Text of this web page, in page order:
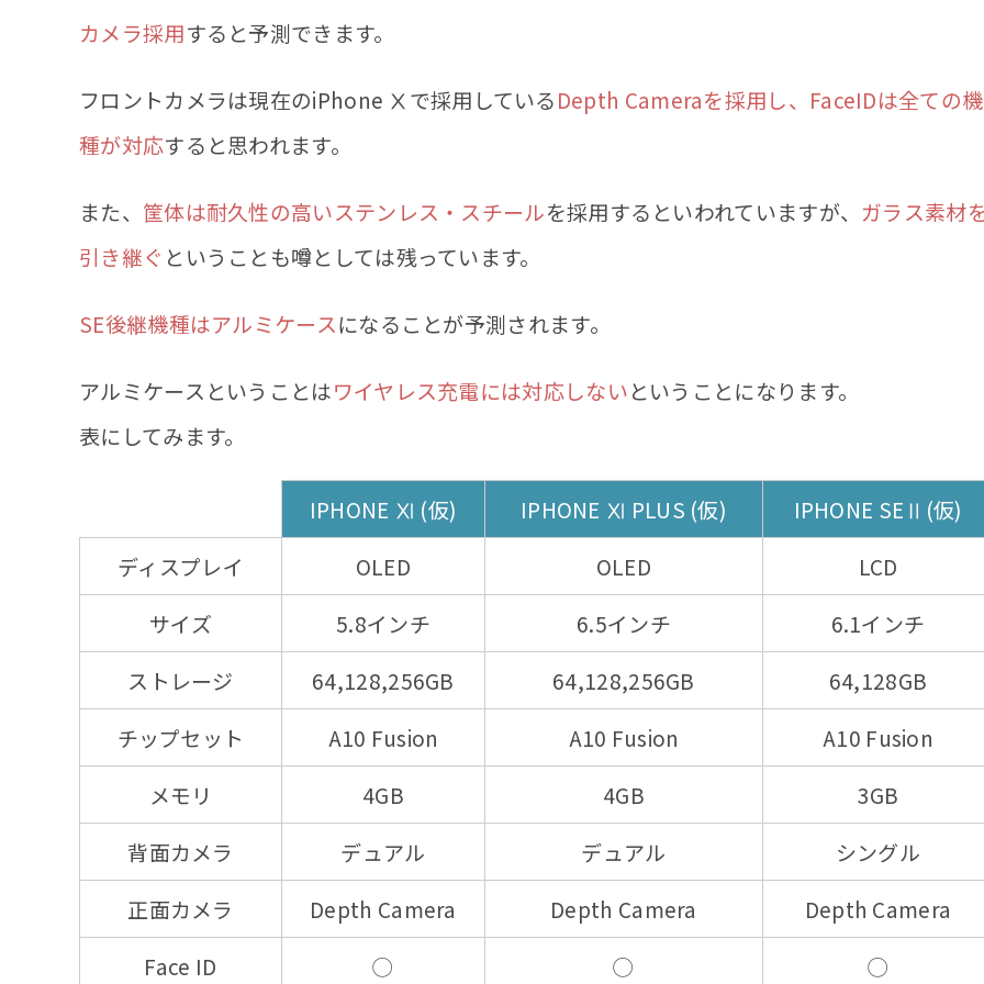
カメラ採用すると予測できます。
フロントカメラは現在のiPhone Ⅹで採用しているDepth Cameraを採用し、FaceIDは全ての機
種が対応すると思われます。
また、 筐体は耐久性の高いステンレス・スチールを採用するといわれていますが、 ガラス素材
引き継ぐ ということも噂としては残っています。
SE後継機種はアルミケースになることが予測されます。
アルミケースということはワイヤレス充電には対応しないということになります。
表にしてみます。
IPHONE Ⅺ (仮) IPHONE Ⅺ PLUS (仮)
IPHONE SEⅡ(仮)
ディスプレイ
OLED OLED
LCD
サイズ
5.8インチ 6.5インチ
6.1インチ
ストレージ
64,128,256GB 64,128,256GB
64,128GB
チップセット
A10 Fusion A10 Fusion
A10 Fusion
メモリ
4GB 4GB
3GB
背面カメラ
デュアル デュアル
シングル
正面カメラ
Depth Camera Depth Camera
Depth Camera
Face ID
◯ ◯ ◯